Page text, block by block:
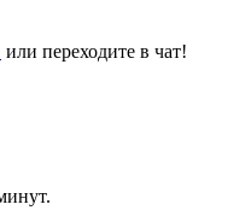
или переходите в чат!